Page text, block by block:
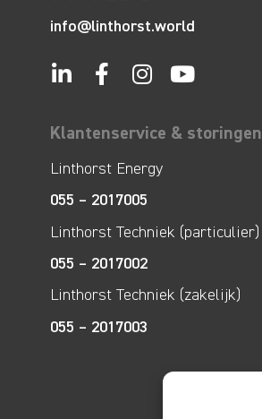
info@linthorst.world
Klantenservice & storingen
Linthorst Energy
055 – 2017005
Linthorst Techniek (particulier)
055 – 2017002
Linthorst Techniek (zakelijk)
055 – 2017003